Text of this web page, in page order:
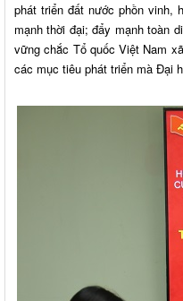
phát triển đất nước phồn vinh,
mạnh thời đại; đẩy mạnh toàn
vững chắc Tổ quốc Việt Nam
các mục tiêu phát triển mà Đại